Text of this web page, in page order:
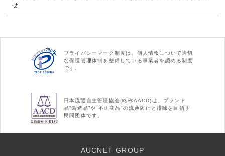
せ
プライバシーマーク制度は、個人情報について適切
な保護管理体制を整備している事業者を認める制度
です。
日本流通自主管理協会(略称AACD)は、ブランド
品“偽造品”や“不正商品”の流通防止と排除を目指す
民間団体です。
AUCNET GROUP